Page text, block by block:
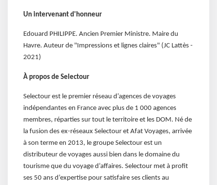
Un intervenant d'honneur
Edouard PHILIPPE. Ancien Premier Ministre. Maire du
Havre. Auteur de "Impressions et lignes claires" (JC Lattès -
2021)
À propos de Selectour
Selectour est le premier réseau d’agences de voyages
indépendantes en France avec plus de 1 000 agences
membres, réparties sur tout le territoire et les DOM. Né de
la fusion des ex-réseaux Selectour et Afat Voyages, arrivée
à son terme en 2013, le groupe Selectour est un
distributeur de voyages aussi bien dans le domaine du
tourisme que du voyage d’affaires. Selectour met à profit
ses 50 ans d’expertise pour satisfaire ses clients au